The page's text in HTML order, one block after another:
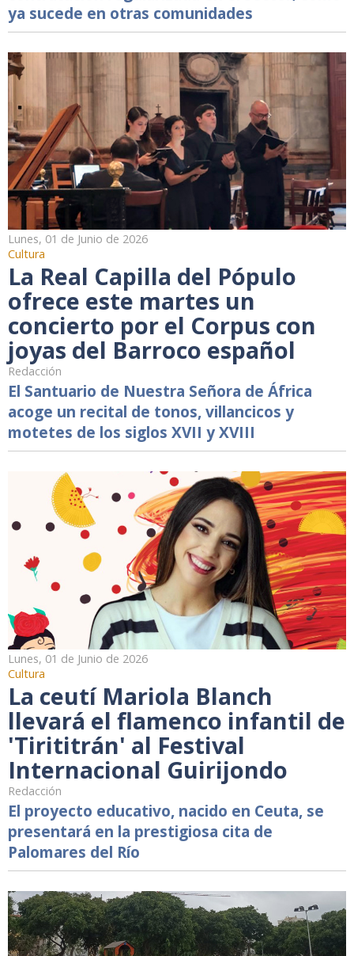
ya sucede en otras comunidades
Lunes, 01 de Junio de 2026
Cultura
La Real Capilla del Pópulo
ofrece este martes un
concierto por el Corpus con
joyas del Barroco español
Redacción
El Santuario de Nuestra Señora de África
acoge un recital de tonos, villancicos y
motetes de los siglos XVII y XVIII
Lunes, 01 de Junio de 2026
Cultura
La ceutí Mariola Blanch
llevará el flamenco infantil de
'Tirititrán' al Festival
Internacional Guirijondo
Redacción
El proyecto educativo, nacido en Ceuta, se
presentará en la prestigiosa cita de
Palomares del Río